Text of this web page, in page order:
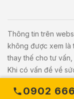
0902
Thông tin trên
không được xem là
thay thế cho tư
Khi có vấn đề về
cần liên hệ bác sĩ